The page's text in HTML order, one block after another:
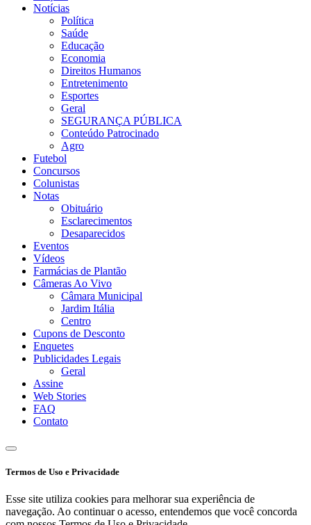
Notícias
Política
Saúde
Educação
Economia
Direitos Humanos
Entretenimento
Esportes
Geral
SEGURANÇA PÚBLICA
Conteúdo Patrocinado
Agro
Futebol
Concursos
Colunistas
Notas
Obituário
Esclarecimentos
Desaparecidos
Eventos
Vídeos
Farmácias de Plantão
Câmeras Ao Vivo
Câmara Municipal
Jardim Itália
Centro
Cupons de Desconto
Enquetes
Publicidades Legais
Geral
Assine
Web Stories
FAQ
Contato
Termos de Uso e Privacidade
Esse site utiliza cookies para melhorar sua experiência de
navegação. Ao continuar o acesso, entendemos que você concorda